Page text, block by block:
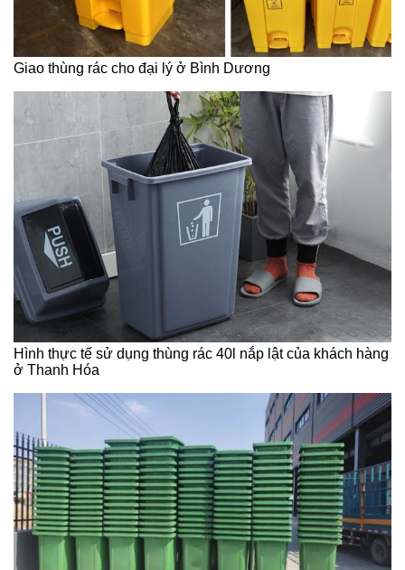
Giao thùng rác cho đại lý ở Bình Dương
Hình thực tế sử dụng thùng rác 40l nắp lật của khách hàng
ở Thanh Hóa